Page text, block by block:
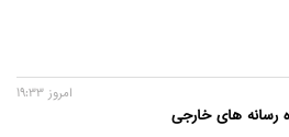
رسانه های خارجی
امروز 19:33